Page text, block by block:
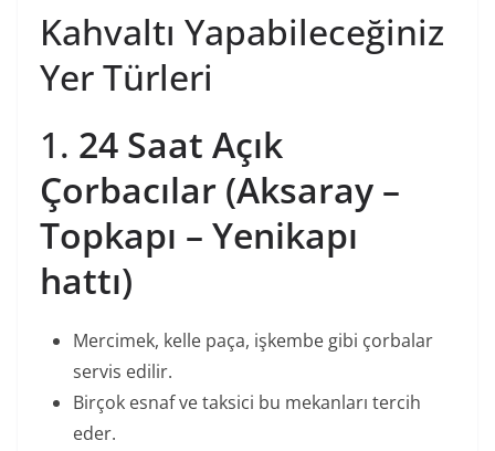
Kahvaltı Yapabileceğiniz
Yer Türleri
1. 24 Saat Açık
Çorbacılar (Aksaray –
Topkapı – Yenikapı
hattı)
Mercimek, kelle paça, işkembe gibi çorbalar
servis edilir.
Birçok esnaf ve taksici bu mekanları tercih
eder.